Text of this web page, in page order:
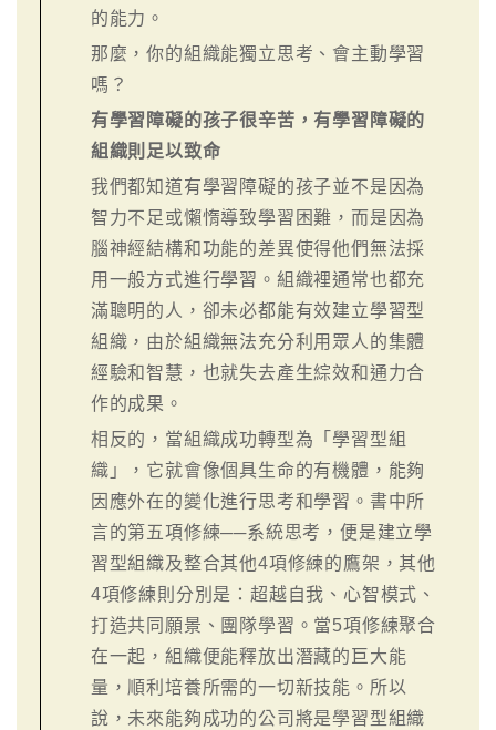
的能力。
那麼，你的組織能獨立思考、會主動學習
嗎？
有學習障礙的孩子很辛苦，有學習障礙的
組織則足以致命
我們都知道有學習障礙的孩子並不是因為
智力不足或懶惰導致學習困難，而是因為
腦神經結構和功能的差異使得他們無法採
用一般方式進行學習。組織裡通常也都充
滿聰明的人，卻未必都能有效建立學習型
組織，由於組織無法充分利用眾人的集體
經驗和智慧，也就失去產生綜效和通力合
作的成果。
相反的，當組織成功轉型為「學習型組
織」，它就會像個具生命的有機體，能夠
因應外在的變化進行思考和學習。書中所
言的第五項修練──系統思考，便是建立學
習型組織及整合其他4項修練的鷹架，其他
4項修練則分別是：超越自我、心智模式、
打造共同願景、團隊學習。當5項修練聚合
在一起，組織便能釋放出潛藏的巨大能
量，順利培養所需的一切新技能。所以
說，未來能夠成功的公司將是學習型組織